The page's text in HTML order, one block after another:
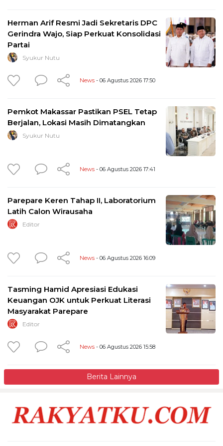
Herman Arif Resmi Jadi Sekretaris DPC
Gerindra Wajo, Siap Perkuat Konsolidasi
Partai
Syukur Nutu
News - 06 Agustus 2026 17:50
Pemkot Makassar Pastikan PSEL Tetap
Berjalan, Lokasi Masih Dimatangkan
Syukur Nutu
News - 06 Agustus 2026 17:41
Parepare Keren Tahap II, Laboratorium
Latih Calon Wirausaha
Editor
News - 06 Agustus 2026 16:09
Tasming Hamid Apresiasi Edukasi
Keuangan OJK untuk Perkuat Literasi
Masyarakat Parepare
Editor
News - 06 Agustus 2026 15:58
Berita Lainnya